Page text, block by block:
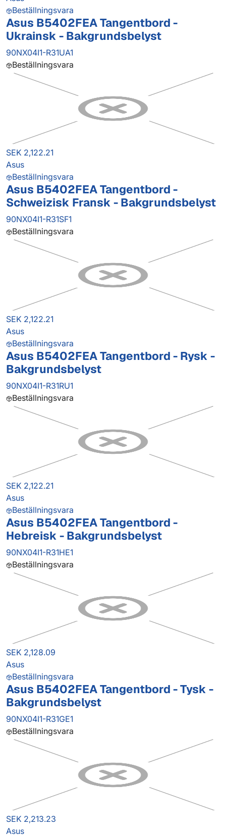
Beställningsvara
Asus B5402FEA Tangentbord -
Ukrainsk - Bakgrundsbelyst
90NX04I1-R31UA1
Beställningsvara
SEK 2,122.21
Asus
Beställningsvara
Asus B5402FEA Tangentbord -
Schweizisk Fransk - Bakgrundsbelyst
90NX04I1-R31SF1
Beställningsvara
SEK 2,122.21
Asus
Beställningsvara
Asus B5402FEA Tangentbord - Rysk -
Bakgrundsbelyst
90NX04I1-R31RU1
Beställningsvara
SEK 2,122.21
Asus
Beställningsvara
Asus B5402FEA Tangentbord -
Hebreisk - Bakgrundsbelyst
90NX04I1-R31HE1
Beställningsvara
SEK 2,128.09
Asus
Beställningsvara
Asus B5402FEA Tangentbord - Tysk -
Bakgrundsbelyst
90NX04I1-R31GE1
Beställningsvara
SEK 2,213.23
Asus